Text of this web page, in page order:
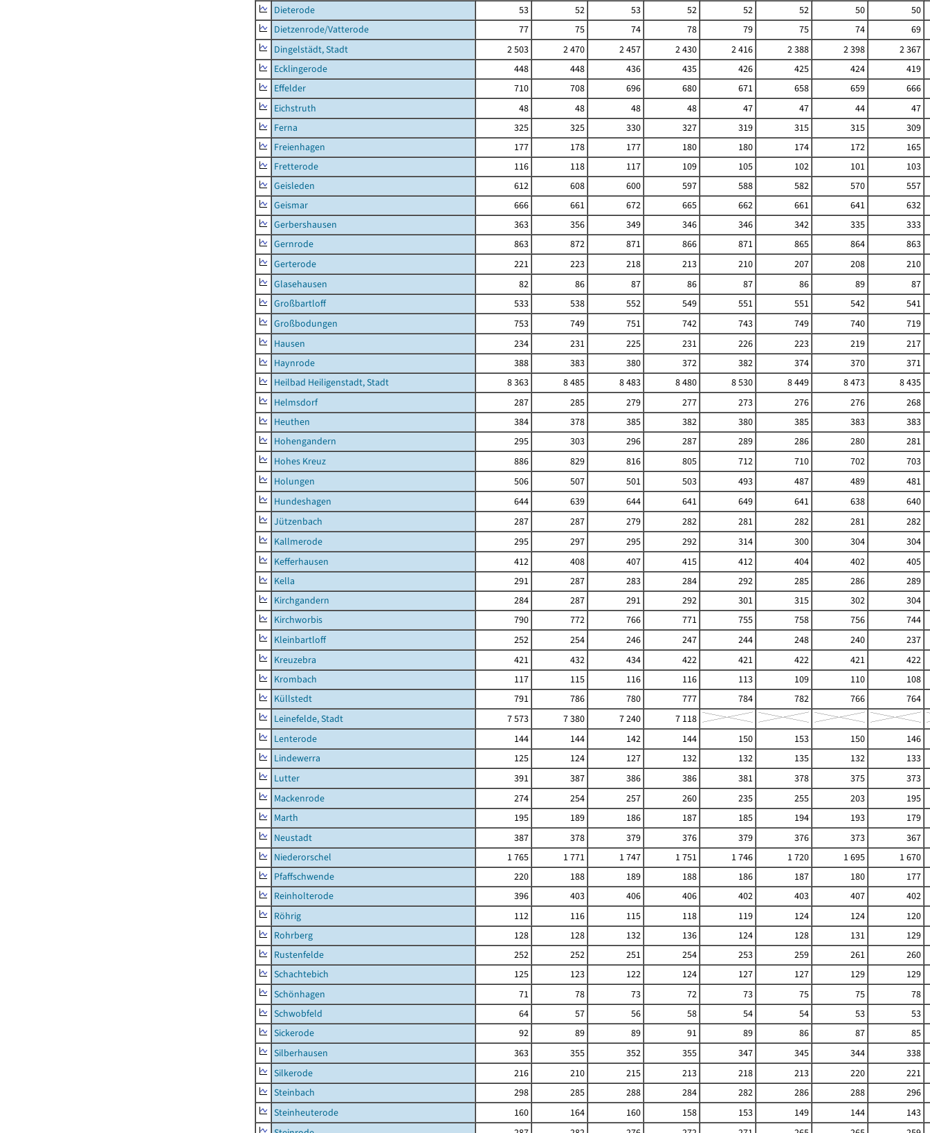
Dieterode
53 52 53 52 52 52 50
50
Dietzenrode/Vatterode
77 75 74 78 79 75 74
69
Dingelstädt, Stadt
2 503 2 470 2 457 2 430 2 416 2 388 2 398
2 367
Ecklingerode
448 448 436 435 426 425 424
419
Effelder
710 708 696 680 671 658 659
666
Eichstruth
48 48 48 48 47 47 44
47
Ferna
325 325 330 327 319 315 315
309
Freienhagen
177 178 177 180 180 174 172
165
Fretterode
116 118 117 109 105 102 101
103
Geisleden
612 608 600 597 588 582 570
557
Geismar
666 661 672 665 662 661 641
632
Gerbershausen
363 356 349 346 346 342 335
333
Gernrode
863 872 871 866 871 865 864
863
Gerterode
221 223 218 213 210 207 208
210
Glasehausen
82 86 87 86 87 86 89
87
Großbartloff
533 538 552 549 551 551 542
541
Großbodungen
753 749 751 742 743 749 740
719
Hausen
234 231 225 231 226 223 219
217
Haynrode
388 383 380 372 382 374 370
371
Heilbad Heiligenstadt, Stadt
8 363 8 485 8 483 8 480 8 530 8 449 8 473
8 435
Helmsdorf
287 285 279 277 273 276 276
268
Heuthen
384 378 385 382 380 385 383
383
Hohengandern
295 303 296 287 289 286 280
281
Hohes Kreuz
886 829 816 805 712 710 702
703
Holungen
506 507 501 503 493 487 489
481
Hundeshagen
644 639 644 641 649 641 638
640
Jützenbach
287 287 279 282 281 282 281
282
Kallmerode
295 297 295 292 314 300 304
304
Kefferhausen
412 408 407 415 412 404 402
405
Kella
291 287 283 284 292 285 286
289
Kirchgandern
284 287 291 292 301 315 302
304
Kirchworbis
790 772 766 771 755 758 756
744
Kleinbartloff
252 254 246 247 244 248 240
237
Kreuzebra
421 432 434 422 421 422 421
422
Krombach
117 115 116 116 113 109 110
108
Küllstedt
791 786 780 777 784 782 766
764
Leinefelde, Stadt
7 573 7 380 7 240
7 118
Lenterode
144 144 142 144 150 153 150
146
Lindewerra
125 124 127 132 132 135 132
133
Lutter
391 387 386 386 381 378 375
373
Mackenrode
274 254 257 260 235 255 203
195
Marth
195 189 186 187 185 194 193
179
Neustadt
387 378 379 376 379 376 373
367
Niederorschel
1 765 1 771 1 747 1 751 1 746 1 720 1 695
1 670
Pfaffschwende
220 188 189 188 186 187 180
177
Reinholterode
396 403 406 406 402 403 407
402
Röhrig
112 116 115 118 119 124 124
120
Rohrberg
128 128 132 136 124 128 131
129
Rustenfelde
252 252 251 254 253 259 261
260
Schachtebich
125 123 122 124 127 127 129
129
Schönhagen
71 78 73 72 73 75 75
78
Schwobfeld
64 57 56 58 54 54 53
53
Sickerode
92 89 89 91 89 86 87
85
Silberhausen
363 355 352 355 347 345 344
338
Silkerode
216 210 215 213 218 213 220
221
Steinbach
298 285 288 284 282 286 288
296
Steinheuterode
160 164 160 158 153 149 144
143